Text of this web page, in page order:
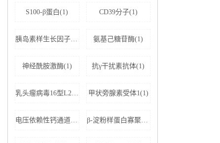
S100-β蛋白(1) CD39分子(1)
胰岛素样生长因子结合蛋白5(1) 氨基己糖苷酶(1)
神经酰胺激酶(1) 抗γ干扰素抗体(1)
乳头瘤病毒16型L2蛋白(1) 甲状旁腺素受体1(1)
电压依赖性钙通道亚基α-2D1(1) β-淀粉样蛋白寡聚体(1)